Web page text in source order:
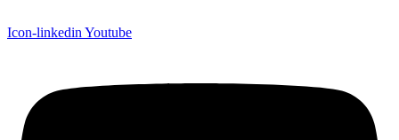
Icon-linkedin Youtube